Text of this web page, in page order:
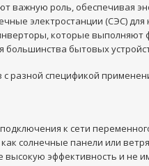
важную роль, обеспечивая
электростанции (СЭС)
которые выполняют
бытовых
разной спецификой
к сети
как солнечные панели или
эффективность и не